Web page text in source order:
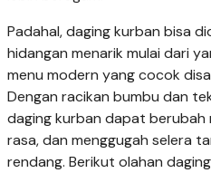
Padahal, daging kurban bisa
hidangan menarik mulai dari
menu modern yang cocok
Dengan racikan bumbu dan
daging kurban dapat berubah
rasa, dan menggugah selera
rendang. Berikut olahan